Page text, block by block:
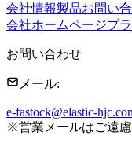
会社情報製品お問い
会社ホームページプ
お問い合わせ
メール:
e-fastock@elastic-
※営業メールはご遠慮